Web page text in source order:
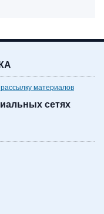
материалов
сетях